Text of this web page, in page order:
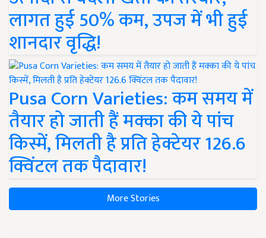
लागत हुई 50% कम, उपज में भी हुई
शानदार वृद्धि!
Pusa Corn Varieties: कम समय में
तैयार हो जाती हैं मक्का की ये पांच
किस्में, मिलती है प्रति हेक्टेयर 126.6
क्विंटल तक पैदावार!
More Stories